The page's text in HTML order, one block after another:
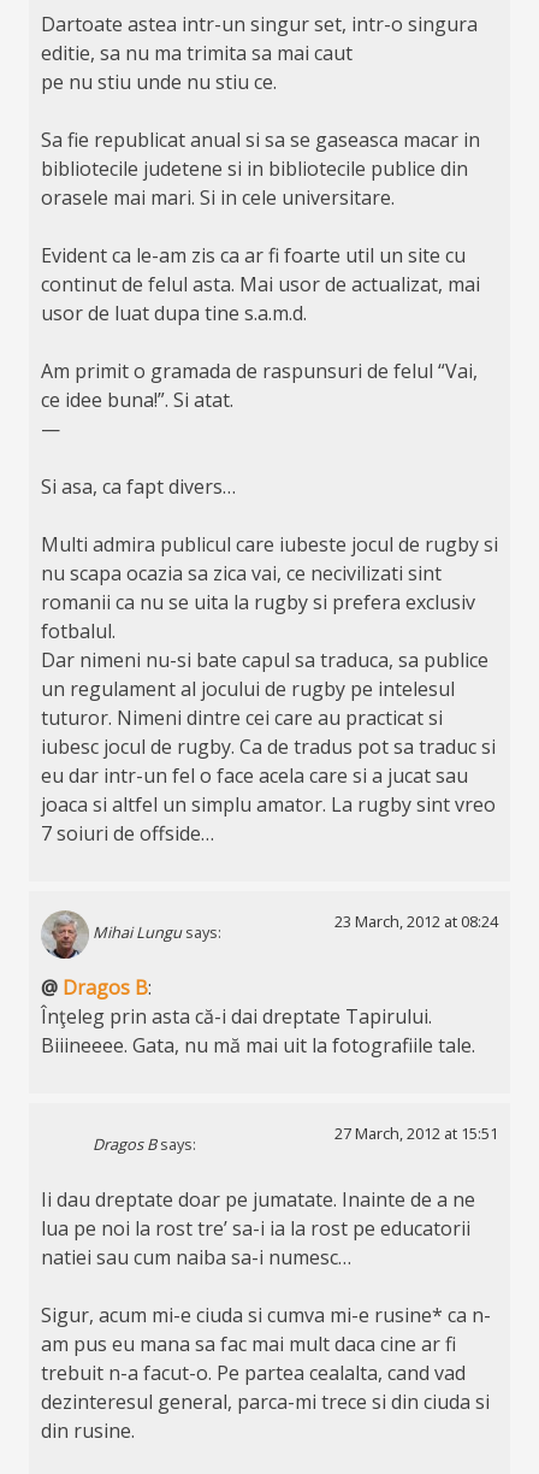
Dartoate astea intr-un singur set, intr-o singura
editie, sa nu ma trimita sa mai caut
pe nu stiu unde nu stiu ce.
Sa fie republicat anual si sa se gaseasca macar in
bibliotecile judetene si in bibliotecile publice din
orasele mai mari. Si in cele universitare.
Evident ca le-am zis ca ar fi foarte util un site cu
continut de felul asta. Mai usor de actualizat, mai
usor de luat dupa tine s.a.m.d.
Am primit o gramada de raspunsuri de felul “Vai,
ce idee buna!”. Si atat.
—
Si asa, ca fapt divers…
Multi admira publicul care iubeste jocul de rugby si
nu scapa ocazia sa zica vai, ce necivilizati sint
romanii ca nu se uita la rugby si prefera exclusiv
fotbalul.
Dar nimeni nu-si bate capul sa traduca, sa publice
un regulament al jocului de rugby pe intelesul
tuturor. Nimeni dintre cei care au practicat si
iubesc jocul de rugby. Ca de tradus pot sa traduc si
eu dar intr-un fel o face acela care si a jucat sau
joaca si altfel un simplu amator. La rugby sint vreo
7 soiuri de offside…
Mihai Lungu says:
23 March, 2012 at 08:24
@ Dragos B:
Înţeleg prin asta că-i dai dreptate Tapirului.
Biiineeee. Gata, nu mă mai uit la fotografiile tale.
Dragos B says:
27 March, 2012 at 15:51
Ii dau dreptate doar pe jumatate. Inainte de a ne
lua pe noi la rost tre’ sa-i ia la rost pe educatorii
natiei sau cum naiba sa-i numesc…
Sigur, acum mi-e ciuda si cumva mi-e rusine* ca n-
am pus eu mana sa fac mai mult daca cine ar fi
trebuit n-a facut-o. Pe partea cealalta, cand vad
dezinteresul general, parca-mi trece si din ciuda si
din rusine.